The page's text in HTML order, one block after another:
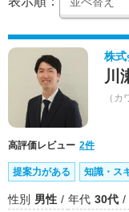
株式
川
（カ
高評価レビュー 2件
提案力がある 知識・ス
性別 男性 年代 30代